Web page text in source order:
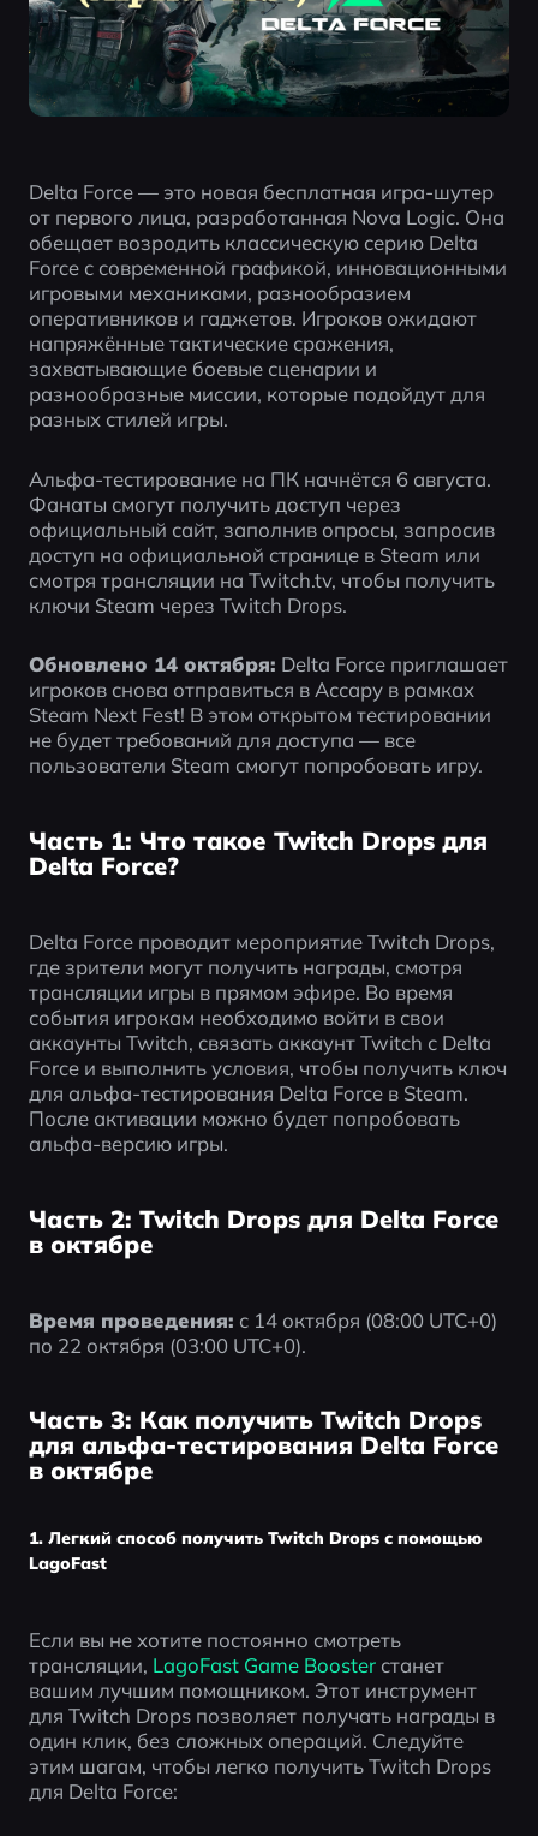
Delta Force — это новая бесплатная игра-шутер
от первого лица, разработанная Nova Logic. Она
обещает возродить классическую серию Delta
Force с современной графикой, инновационными
игровыми механиками, разнообразием
оперативников и гаджетов. Игроков ожидают
напряжённые тактические сражения,
захватывающие боевые сценарии и
разнообразные миссии, которые подойдут для
разных стилей игры.
Альфа-тестирование на ПК начнётся 6 августа.
Фанаты смогут получить доступ через
официальный сайт, заполнив опросы, запросив
доступ на официальной странице в Steam или
смотря трансляции на Twitch.tv, чтобы получить
ключи Steam через Twitch Drops.
Обновлено 14 октября: Delta Force приглашает
игроков снова отправиться в Ассару в рамках
Steam Next Fest! В этом открытом тестировании
не будет требований для доступа — все
пользователи Steam смогут попробовать игру.
Часть 1: Что такое Twitch Drops для
Delta Force?
Delta Force проводит мероприятие Twitch Drops,
где зрители могут получить награды, смотря
трансляции игры в прямом эфире. Во время
события игрокам необходимо войти в свои
аккаунты Twitch, связать аккаунт Twitch с Delta
Force и выполнить условия, чтобы получить ключ
для альфа-тестирования Delta Force в Steam.
После активации можно будет попробовать
альфа-версию игры.
Часть 2: Twitch Drops для Delta Force
в октябре
Время проведения: с 14 октября (08:00 UTC+0)
по 22 октября (03:00 UTC+0).
Часть 3: Как получить Twitch Drops
для альфа-тестирования Delta Force
в октябре
1. Легкий способ получить Twitch Drops с помощью
LagoFast
Если вы не хотите постоянно смотреть
трансляции, LagoFast Game Booster станет
вашим лучшим помощником. Этот инструмент
для Twitch Drops позволяет получать награды в
один клик, без сложных операций. Следуйте
этим шагам, чтобы легко получить Twitch Drops
для Delta Force: